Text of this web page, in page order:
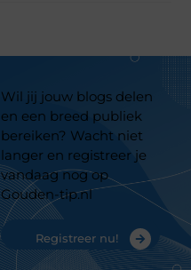
Wil jij jouw blogs delen
en een breed publiek
bereiken? Wacht niet
langer en registreer je
vandaag nog op
Gouden-tip.nl
Registreer nu!